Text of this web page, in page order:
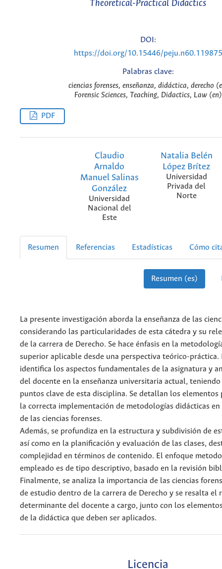
Theoretical-Practical Didactics
DOI:
https://doi.org/10.15446/peju.n60.119875
Palabras clave:
ciencias forenses, enseñanza, didáctica, derecho
Forensic Sciences, Teaching, Didactics, Law (en)
PDF
Claudio
Arnaldo
Manuel Salinas
González
Universidad
Nacional del
Este
Natalia Belén
López Brítez
Universidad
Privada del
Norte
Resumen Referencias Estadísticas Cómo
Resumen (es)
La presente investigación aborda la enseñanza de las
considerando las particularidades de esta cátedra y su
de la carrera de Derecho. Se hace énfasis en la
superior aplicable desde una perspectiva teórico-práctica.
identifica los aspectos fundamentales de la asignatura y
del docente en la enseñanza universitaria actual,
puntos clave de esta disciplina. Se detallan los elementos
la correcta implementación de metodologías didácticas en
de las ciencias forenses.
Además, se profundiza en la estructura y subdivisión de
así como en la planificación y evaluación de las clases,
complejidad en términos de contenido. El enfoque
empleado es de tipo descriptivo, basado en la revisión
Finalmente, se analiza la importancia de las ciencias
de estudio dentro de la carrera de Derecho y se resalta el
determinante del docente a cargo, junto con los
de la didáctica que deben ser aplicados.
Licencia